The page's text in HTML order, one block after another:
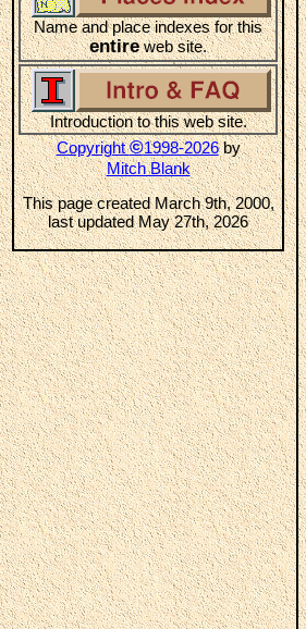
Name and place indexes for this
entireweb site.
Introduction to this web site.
Copyright©1998-2026by
Mitch Blank
This page created March 9th, 2000,
last updated May 27th, 2026